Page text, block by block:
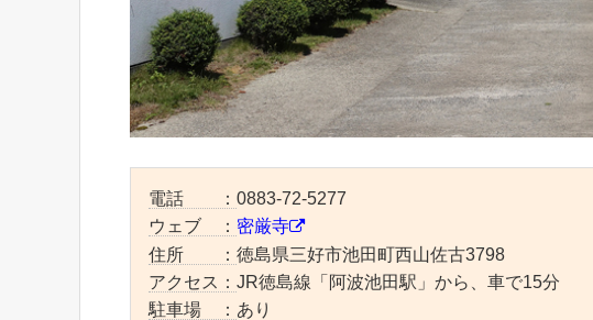
電話 ： 0883-72-5277
ウェブ ： 密厳寺
住所 ： 徳島県三好市池田町西山佐古3798
アクセス： JR徳島線「阿波池田駅」から、車で15分
駐車場 ： あり